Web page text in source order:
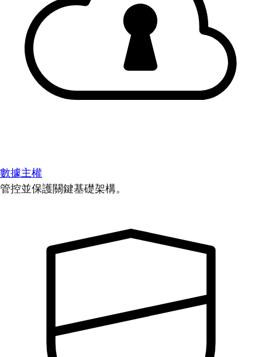
數據主權
管控並保護關鍵基礎架構。